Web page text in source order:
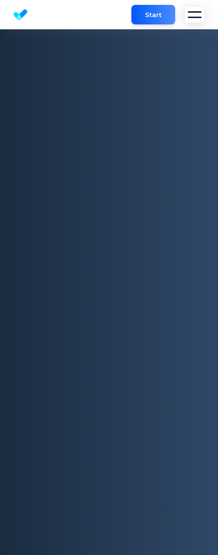
Website SEO Analyse | SEO check ToolStart